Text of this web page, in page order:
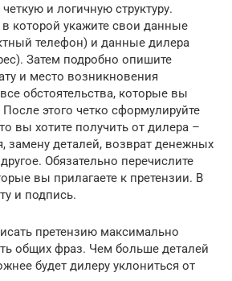
и логичную структуру.
которой укажите свои данные
телефон) и данные дилера
Затем подробно опишите
и место возникновения
обстоятельства, которые вы
этого четко сформулируйте
вы хотите получить от дилера –
замену деталей, возврат денежных
Обязательно перечислите
вы прилагаете к претензии. В
и подпись.
претензию максимально
общих фраз. Чем больше деталей
будет дилеру уклониться от